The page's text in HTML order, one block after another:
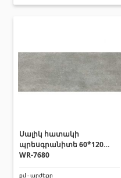
Մուտքի դռներ
(1)
Միջսենյակային
Հովանոցներ
Սալիկ հատակի
պրեսգրանիտե 60*120
WR-7680
քմ - արժեքը